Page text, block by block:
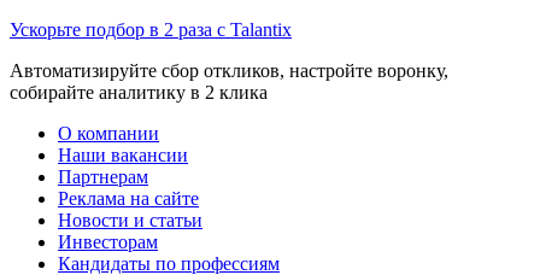
Ускорьте подбор в 2 раза с Talantix
Автоматизируйте сбор откликов, настройте воронку,
собирайте аналитику в 2 клика
О компании
Наши вакансии
Партнерам
Реклама на сайте
Новости и статьи
Инвесторам
Кандидаты по профессиям